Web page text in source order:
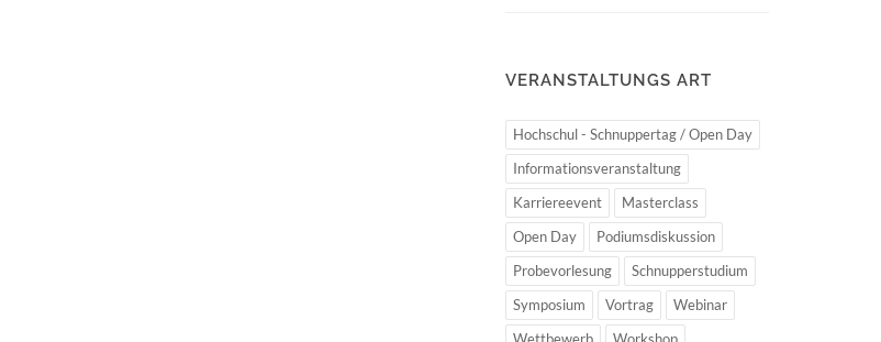
VERANSTALTUNGS ART
Hochschul - Schnuppertag / Open Day
Informationsveranstaltung
Karriereevent
Masterclass
Open Day
Podiumsdiskussion
Probevorlesung
Schnupperstudium
Symposium
Vortrag
Webinar